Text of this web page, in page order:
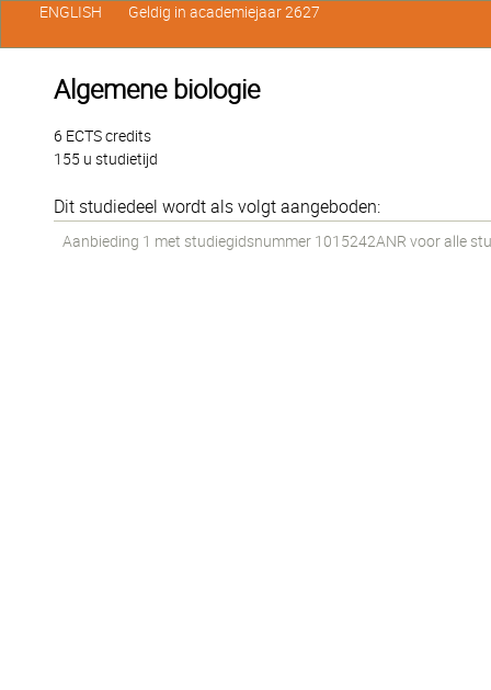
Algemene biologie
6 ECTS credits
155 u studietijd
Dit studiedeel wordt als volgt aangeboden:
Aanbieding 1 met studiegidsnummer 1015242ANR voor alle
ENGLISH Geldig in academiejaar 2627